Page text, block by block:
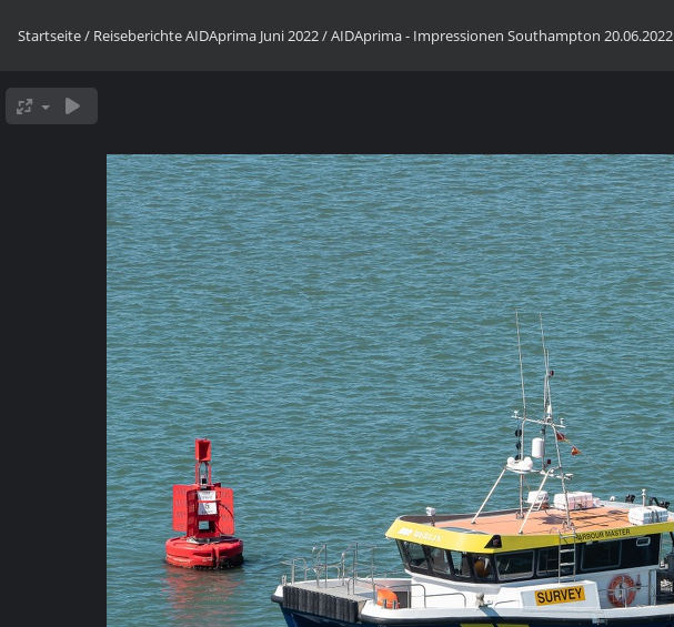
Startseite/ Reiseberichte AIDAprima Juni 2022/AIDAprima - Impressionen Southampton 20.06.2022